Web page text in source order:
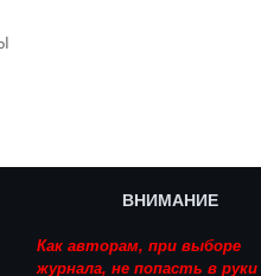
ВНИМАНИЕ
Как авторам, при выборе
журнала, не попасть в руки